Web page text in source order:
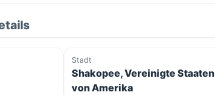
Stadt
Shakopee, Vereinigte Staaten
von Amerika